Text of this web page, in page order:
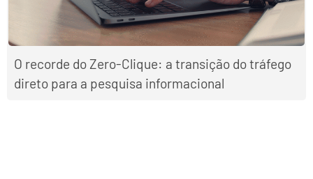
O recorde do Zero-Clique: a transição do tráfego
direto para a pesquisa informacional